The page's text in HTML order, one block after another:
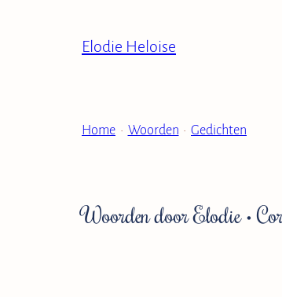
Elodie Heloise
Home • Woorden • Gedichten
Woorden door Elodie•